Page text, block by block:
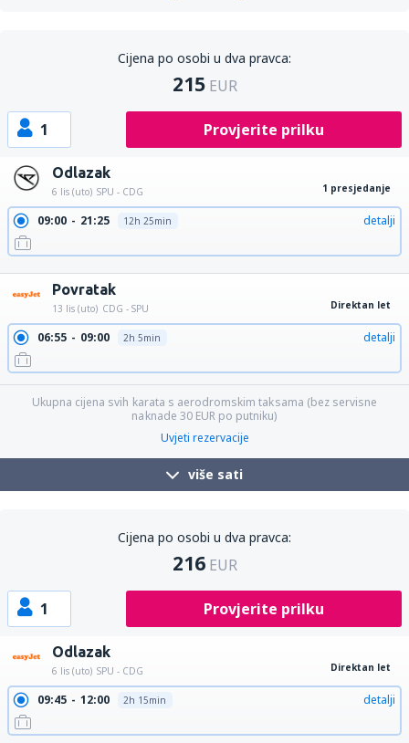
Cijena po osobi u dva pravca:
215 EUR
1 Provjerite prilku
Odlazak
6 lis (uto) SPU - CDG 1 presjedanje
09:00 21:25 12h 25min detalji
Povratak
13 lis (uto) CDG - SPU Direktan let
06:55 09:00 2h 5min detalji
Ukupna cijena svih karata s aerodromskim taksama (bez servisne
naknade 30 EUR po putniku)
Uvjeti rezervacije
više sati
Cijena po osobi u dva pravca:
216 EUR
1 Provjerite prilku
Odlazak
6 lis (uto) SPU - CDG Direktan let
09:45 12:00 2h 15min detalji